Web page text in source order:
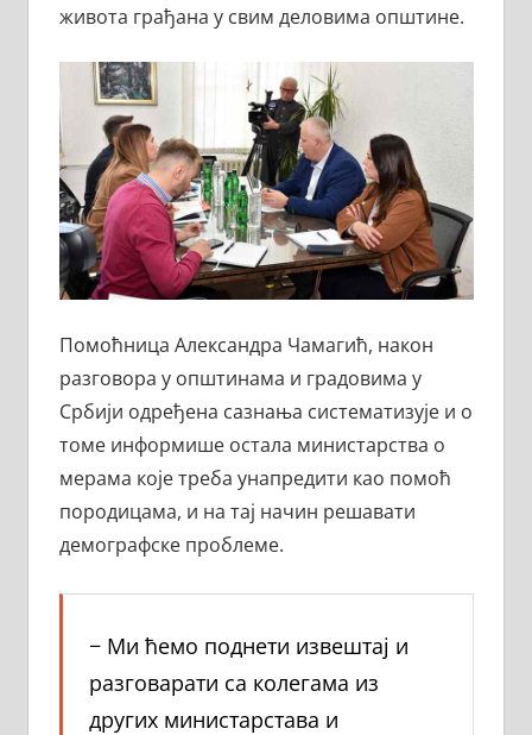
живота грађана у свим деловима општине.
Помоћница Александра Чамагић, након
разговора у општинама и градовима у
Србији одређена сазнања систематизује и о
томе информише остала министарства о
мерама које треба унапредити као помоћ
породицама, и на тај начин решавати
демографске проблеме.
− Ми ћемо поднети извештај и
разговарати са колегама из
других министарстава и